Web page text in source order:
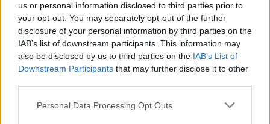
us or personal information disclosed to third parties prior to
your opt-out. You may separately opt-out of the further
disclosure of your personal information by third parties on the
IAB’s list of downstream participants. This information may
also be disclosed by us to third parties on the IAB’s List of
Downstream Participants that may further disclose it to other
Please note that this website/app uses one or more Google
Personal Data Processing Opt Outs
La scelta della tastiera giusta per il gaming dipende
da molteplici fattori, inclusi il tipo di giochi che si
praticano e le preferenze personali. Le tastiere a
membrana possono essere sufficienti per un uso